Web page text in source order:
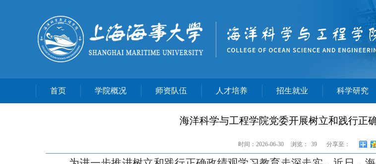
首页 学院概况 师资队伍 人才培养 招生就业 科学研究
海洋科学与工程学院党委开展树立和践行正
时间：2026-06-30 浏览： 39 分享至：